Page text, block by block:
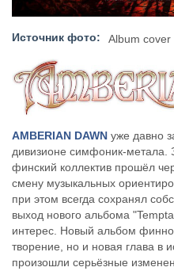
Источник фото: Album cover
AMBERIAN DAWN уже давно
дивизионе симфоник-метала.
финский коллектив прошёл
смену музыкальных
при этом всегда сохранял
выход нового альбома
интерес. Новый альбом
творение, но и новая глава в
произошли серьёзные